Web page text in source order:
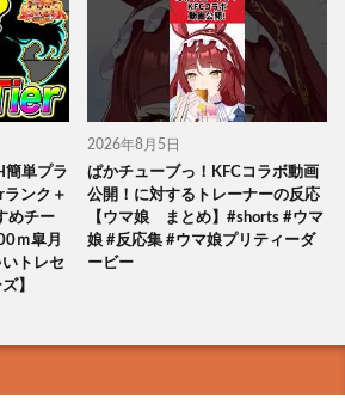
簡単プラ
ンク＋
めチー
ｍ皐月
トレセ
】
2026年8月5日
ぱかチューブっ！KFCコラボ動画
公開！に対するトレーナーの反応
【ウマ娘 まとめ】#shorts #ウマ
娘 #反応集 #ウマ娘プリティーダ
ービー